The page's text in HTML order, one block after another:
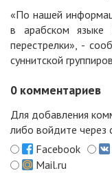
«По нашей
в арабском языке
перестрелки», -
суннитской
0 комментариев
Для добавления
либо войдите через
Facebook
Mail.ru